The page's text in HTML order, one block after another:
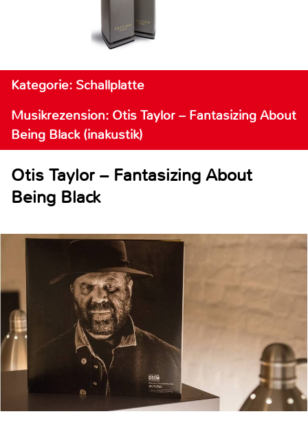
Kategorie: Schallplatte
Musikrezension: Otis Taylor – Fantasizing About
Being Black (inakustik)
Otis Taylor – Fantasizing About
Being Black